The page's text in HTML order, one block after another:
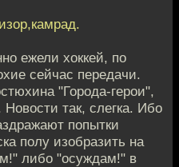
ежели хоккей, по
сейчас передачи.
"Города-герои",
так, слегка. Ибо
попытки
полу изобразить на
либо "осуждам!" в